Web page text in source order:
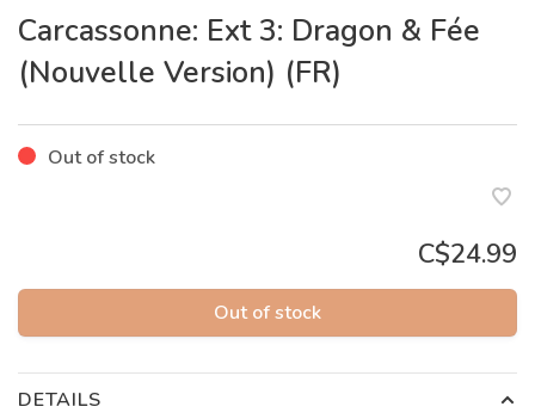
Carcassonne: Ext 3: Dragon & Fée
(Nouvelle Version) (FR)
Out of stock
C$24.99
Out of stock
DETAILS